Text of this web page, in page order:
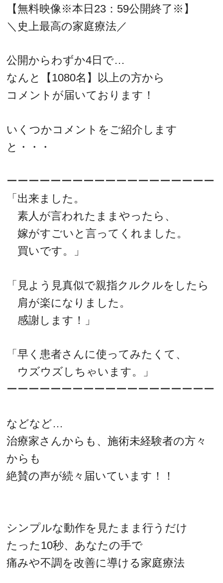
【無料映像※本日23：59公開終了※】
＼史上最高の家庭療法／
公開からわずか4日で…
なんと【1080名】以上の方から
コメントが届いております！
いくつかコメントをご紹介します
と・・・
ーーーーーーーーーーーーーーーーーーー
「出来ました。
素人が言われたままやったら、
嫁がすごいと言ってくれました。
買いです。」
「見よう見真似で親指クルクルをしたら
肩が楽になりました。
感謝します！」
「早く患者さんに使ってみたくて、
ウズウズしちゃいます。」
ーーーーーーーーーーーーーーーーーーー
などなど…
治療家さんからも、施術未経験者の方々
からも
絶賛の声が続々届いています！！
シンプルな動作を見たまま行うだけ
たった10秒、あなたの手で
痛みや不調を改善に導ける家庭療法